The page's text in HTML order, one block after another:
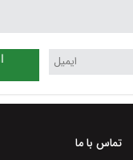
تماس با ما